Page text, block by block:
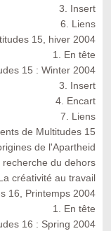
3. Insert
6. Liens
15, hiver 2004
1. En tête
15 : Winter 2004
3. Insert
4. Encart
7. Liens
de Multitudes 15
de l'Apartheid
du dehors
créativité au travail
16, Printemps 2004
1. En tête
16 : Spring 2004